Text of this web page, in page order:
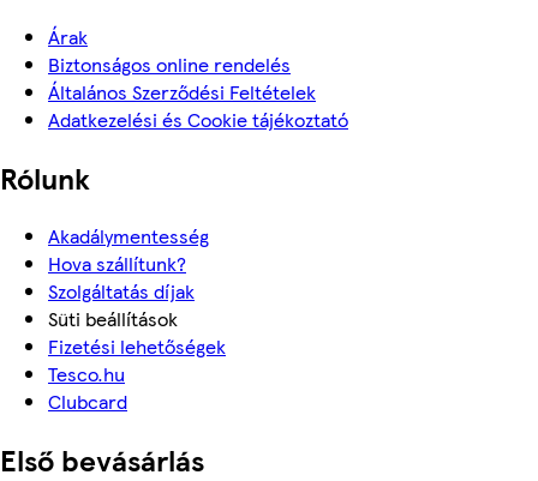
Árak
Biztonságos online rendelés
Általános Szerződési Feltételek
Adatkezelési és Cookie tájékoztató
Rólunk
Akadálymentesség
Hova szállítunk?
Szolgáltatás díjak
Süti beállítások
Fizetési lehetőségek
Tesco.hu
Clubcard
Első bevásárlás